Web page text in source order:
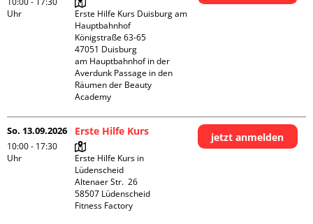
Uhr
Erste Hilfe Kurs Duisburg am
Hauptbahnhof
Königstraße 63-65
47051 Duisburg
am Hauptbahnhof in der
Averdunk Passage in den
Räumen der Beauty
Academy
So. 13.09.2026
10:00 - 17:30
Uhr
Erste Hilfe Kurs
Erste Hilfe Kurs in
Lüdenscheid
Altenaer Str.  26
58507 Lüdenscheid
Fitness Factory
jetzt anmelden